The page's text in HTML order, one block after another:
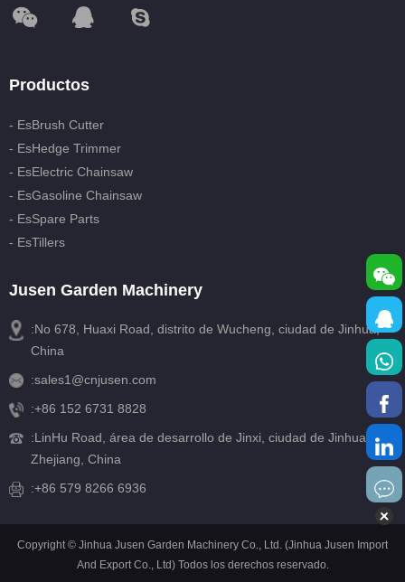
Productos
- EsBrush Cutter
- EsHedge Trimmer
- EsElectric Chainsaw
- EsGasoline Chainsaw
- EsSpare Parts
- EsTillers
Jusen Garden Machinery
:No 678, Huaxi Road, distrito de Wucheng, ciudad de Jinhua,
China
:sales1@cnjusen.com
:+86 152 6731 8828
:LinHu Road, área de desarrollo de Jinxi, ciudad de Jinhua,
Zhejiang, China
:+86 579 8266 6936
Copyright © Jinhua Jusen Garden Machinery Co., Ltd. (Jinhua Jusen Import
And Export Co., Ltd) Todos los derechos reservado.